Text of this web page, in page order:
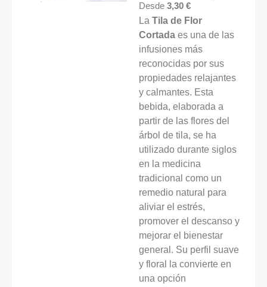
Desde3,30€
LaTila de Flor
Cortada es una de las
infusiones más
reconocidas por sus
propiedades relajantes
y calmantes. Esta
bebida, elaborada a
partir de las flores del
árbol de tila, se ha
utilizado durante siglos
en la medicina
tradicional como un
remedio natural para
aliviar el estrés,
promover el descanso y
mejorar el bienestar
general. Su perfil suave
y floral la convierte en
una opción